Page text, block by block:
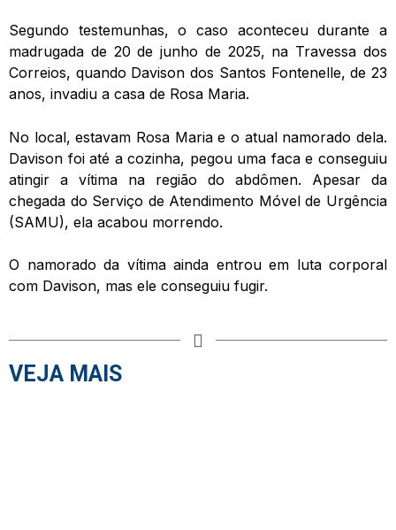
Segundo testemunhas, o caso aconteceu durante a
madrugada de 20 de junho de 2025, na Travessa dos
Correios, quando Davison dos Santos Fontenelle, de 23
anos, invadiu a casa de Rosa Maria.
No local, estavam Rosa Maria e o atual namorado dela.
Davison foi até a cozinha, pegou uma faca e conseguiu
atingir a vítima na região do abdômen. Apesar da
chegada do Serviço de Atendimento Móvel de Urgência
(SAMU), ela acabou morrendo.
O namorado da vítima ainda entrou em luta corporal
com Davison, mas ele conseguiu fugir.
VEJA MAIS